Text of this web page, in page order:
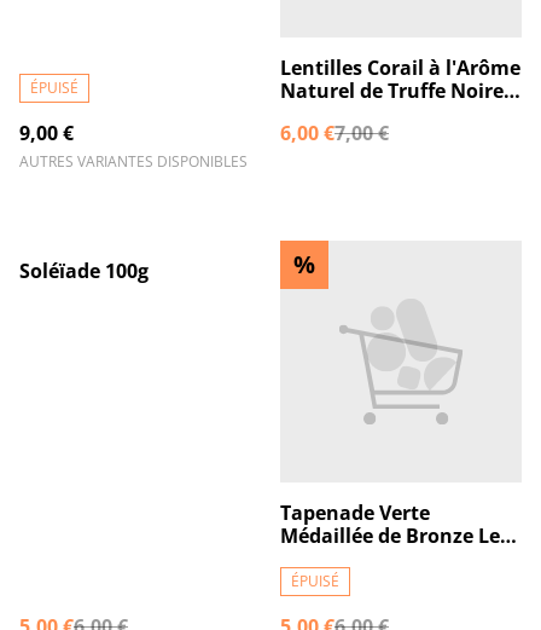
ÉPUISÉ
9,00 €
AUTRES VARIANTES DISPONIBLES
Lentilles Corail à l'Arôme
Naturel de Truffe Noire
6,00 €7,00 €
%
Soléïade 100g %
Tapenade Verte
Médaillée de Bronze Le
2024 100g
ÉPUISÉ